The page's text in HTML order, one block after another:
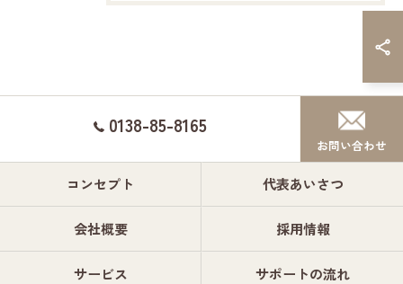
0138-85-8165
お問い合わせ
コンセプト 代表あいさつ
会社概要 採用情報
サービス サポートの流れ